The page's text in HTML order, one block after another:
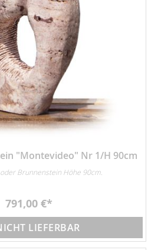
"Montevideo" Nr 1/H 90cm
Brunnenstein Höhe 90cm.
791,00 €
LIEFERBAR